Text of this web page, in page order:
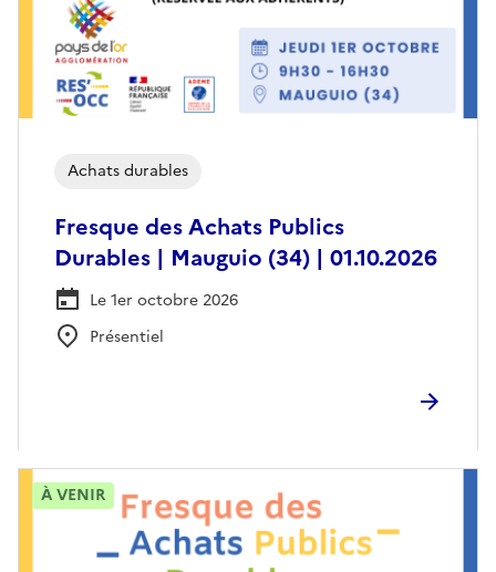
Fresque des Achats Publics
Durables | Mauguio (34) | 01.10.2026
Le 1er octobre 2026
Présentiel
Achats durables
À VENIR